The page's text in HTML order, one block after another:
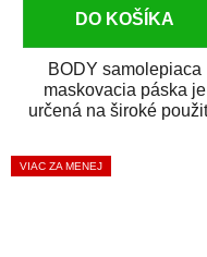
DO KOŠÍKA
BODY samolepiaca
maskovacia páska je
určená na široké
i v domácej dielni. Je...
VIAC ZA MENEJ